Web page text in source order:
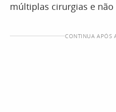
múltiplas cirurgias e
CONTINUA APÓS